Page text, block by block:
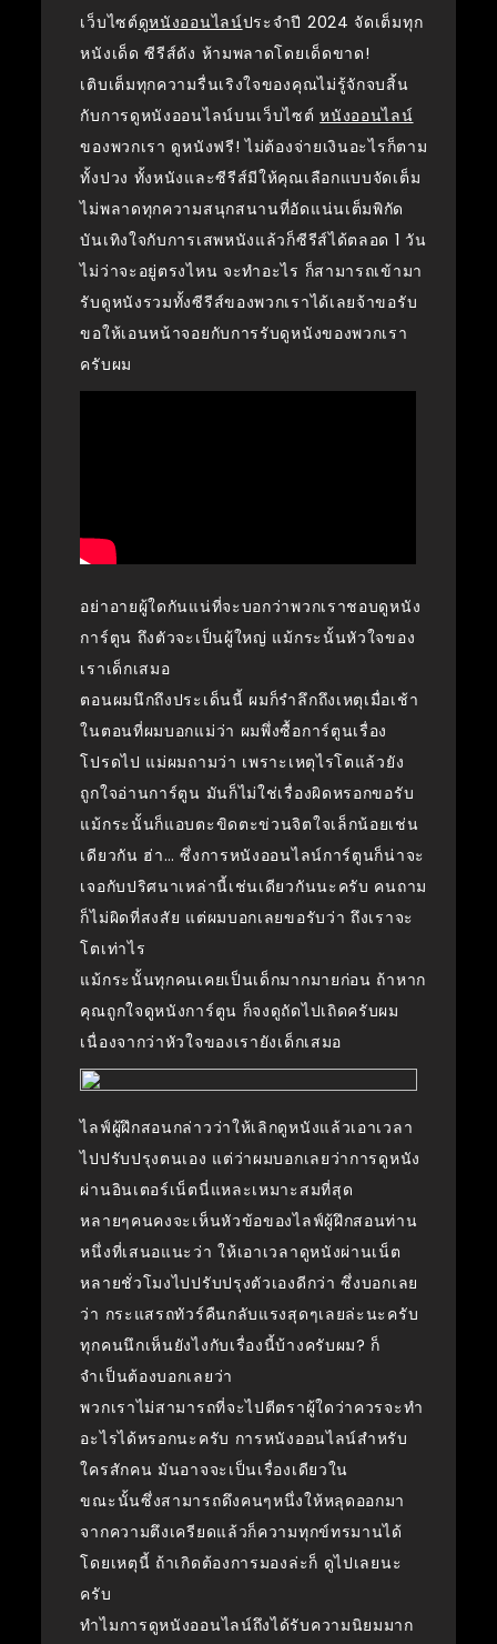
เว็บไซต์ดูหนังออนไลน์ประจำปี 2024 จัดเต็มทุก
หนังเด็ด ซีรีส์ดัง ห้ามพลาดโดยเด็ดขาด!
เติบเต็มทุกความรื่นเริงใจของคุณไม่รู้จักจบสิ้น
กับการดูหนังออนไลน์บนเว็บไซต์หนังออนไลน์
ของพวกเรา ดูหนังฟรี! ไม่ต้องจ่ายเงินอะไรก็ตาม
ทั้งปวง ทั้งหนังและซีรีส์มีให้คุณเลือกแบบจัดเต็ม
ไม่พลาดทุกความสนุกสนานที่อัดแน่นเต็มพิกัด
บันเทิงใจกับการเสพหนังแล้วก็ซีรีส์ได้ตลอด 1 วัน
ไม่ว่าจะอยู่ตรงไหน จะทำอะไร ก็สามารถเข้ามา
รับดูหนังรวมทั้งซีรีส์ของพวกเราได้เลยจ้าขอรับ
ขอให้เอนหน้าจอยกับการรับดูหนังของพวกเรา
ครับผม
อย่าอายผู้ใดกันแน่ที่จะบอกว่าพวกเราชอบดูหนัง
การ์ตูน ถึงตัวจะเป็นผู้ใหญ่ แม้กระนั้นหัวใจของ
เราเด็กเสมอ
ตอนผมนึกถึงประเด็นนี้ ผมก็รำลึกถึงเหตุเมื่อเช้า
ในตอนที่ผมบอกแม่ว่า ผมพึ่งซื้อการ์ตูนเรื่อง
โปรดไป แม่ผมถามว่า เพราะเหตุไรโตแล้วยัง
ถูกใจอ่านการ์ตูน มันก็ไม่ใช่เรื่องผิดหรอกขอรับ
แม้กระนั้นก็แอบตะขิดตะข่วนจิตใจเล็กน้อยเช่น
เดียวกัน ฮ่า… ซึ่งการหนังออนไลน์การ์ตูนก็น่าจะ
เจอกับปริศนาเหล่านี้เช่นเดียวกันนะครับ คนถาม
ก็ไม่ผิดที่สงสัย แต่ผมบอกเลยขอรับว่า ถึงเราจะ
โตเท่าไร
แม้กระนั้นทุกคนเคยเป็นเด็กมากมายก่อน ถ้าหาก
คุณถูกใจดูหนังการ์ตูน ก็จงดูถัดไปเถิดครับผม
เนื่องจากว่าหัวใจของเรายังเด็กเสมอ
ไลฟ์ผู้ฝึกสอนกล่าวว่าให้เลิกดูหนังแล้วเอาเวลา
ไปปรับปรุงตนเอง แต่ว่าผมบอกเลยว่าการดูหนัง
ผ่านอินเตอร์เน็ตนี่แหละเหมาะสมที่สุด
หลายๆคนคงจะเห็นหัวข้อของไลฟ์ผู้ฝึกสอนท่าน
หนึ่งที่เสนอแนะว่า ให้เอาเวลาดูหนังผ่านเน็ต
หลายชั่วโมงไปปรับปรุงตัวเองดีกว่า ซึ่งบอกเลย
ว่า กระแสรถทัวร์คืนกลับแรงสุดๆเลยล่ะนะครับ
ทุกคนนึกเห็นยังไงกับเรื่องนี้บ้างครับผม? ก็
จำเป็นต้องบอกเลยว่า
พวกเราไม่สามารถที่จะไปตีตราผู้ใดว่าควรจะทำ
อะไรได้หรอกนะครับ การหนังออนไลน์สำหรับ
ใครสักคน มันอาจจะเป็นเรื่องเดียวใน
ขณะนั้นซึ่งสามารถดึงคนๆหนึ่งให้หลุดออกมา
จากความตึงเครียดแล้วก็ความทุกข์ทรมานได้
โดยเหตุนี้ ถ้าเกิดต้องการมองล่ะก็ ดูไปเลยนะ
ครับ
ทำไมการดูหนังออนไลน์ถึงได้รับความนิยมมาก